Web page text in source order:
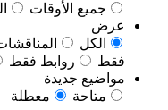
جميع الأوقات
عرض
الكل
فقط
روابط فقط
مواضيع جديدة
متاحة
معطلة